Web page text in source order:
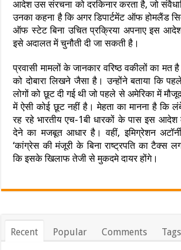
आदेश उस संरचना को दरकिनार करता है, जो
उनका कहना है कि अगर डिपार्टमेंट ऑफ होमलैंड
ऑफ स्टेट बिना उचित प्रक्रिया अपनाए इस
इसे अदालत में चुनौती दी जा सकती है।
प्रवासी मामलों के जानकार वरिष्ठ वकीलों का
को दोबारा लिखने जैसा है। उन्होंने बताया कि
लोगों को छूट दी गई थी जो पहले से अमेरिका में
में ऐसी कोई छूट नहीं है। मेहता का मानना है कि
रह रहे भारतीय एच-1बी धारकों के पास इस आदेश
देने का मजबूत आधार है। वहीं, इमिग्रेशन
‘कांग्रेस की मंजूरी के बिना राष्ट्रपति का टैक्स
कि इसके खिलाफ तेजी से मुकदमे दायर होंगे।
Recent Popular Comments Tags